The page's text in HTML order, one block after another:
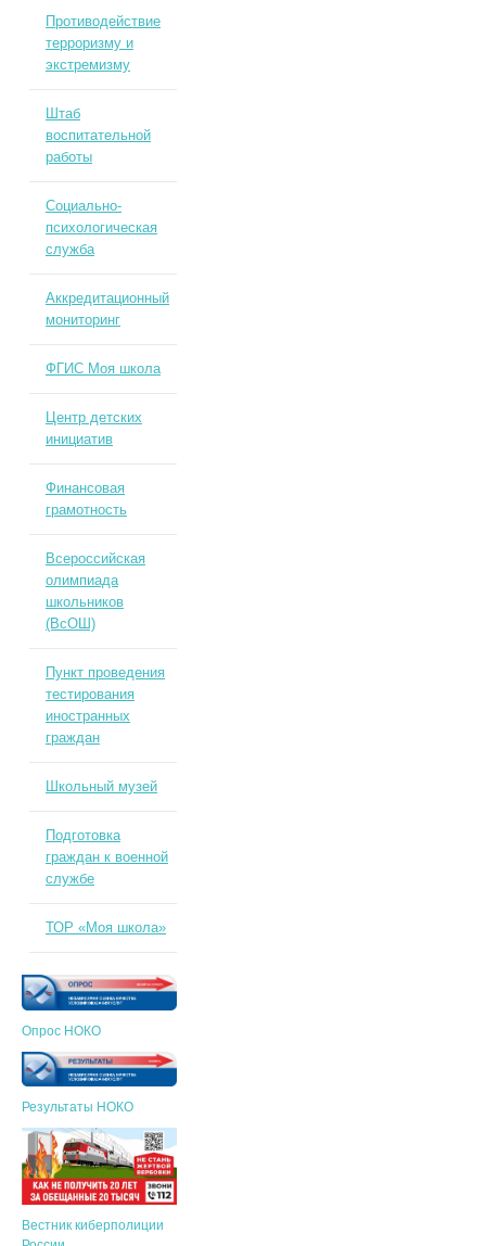
Противодействие
терроризму и
экстремизму
Штаб
воспитательной
работы
Социально-
психологическая
служба
Аккредитационный
мониторинг
ФГИС Моя школа
Центр детских
инициатив
Финансовая
грамотность
Всероссийская
олимпиада
школьников
(ВсОШ)
Пункт проведения
тестирования
иностранных
граждан
Школьный музей
Подготовка
граждан к военной
службе
ТОР «Моя школа»
Опрос НОКО
Результаты НОКО
Вестник киберполиции